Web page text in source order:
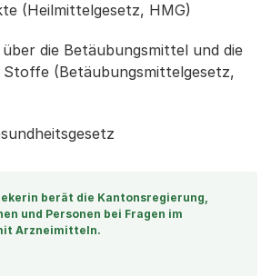
(Heilmittelgesetz, HMG)
die Betäubungsmittel und die
(Betäubungsmittelgesetz,
berät die Kantonsregierung,
und Personen bei Fragen im
Arzneimitteln.